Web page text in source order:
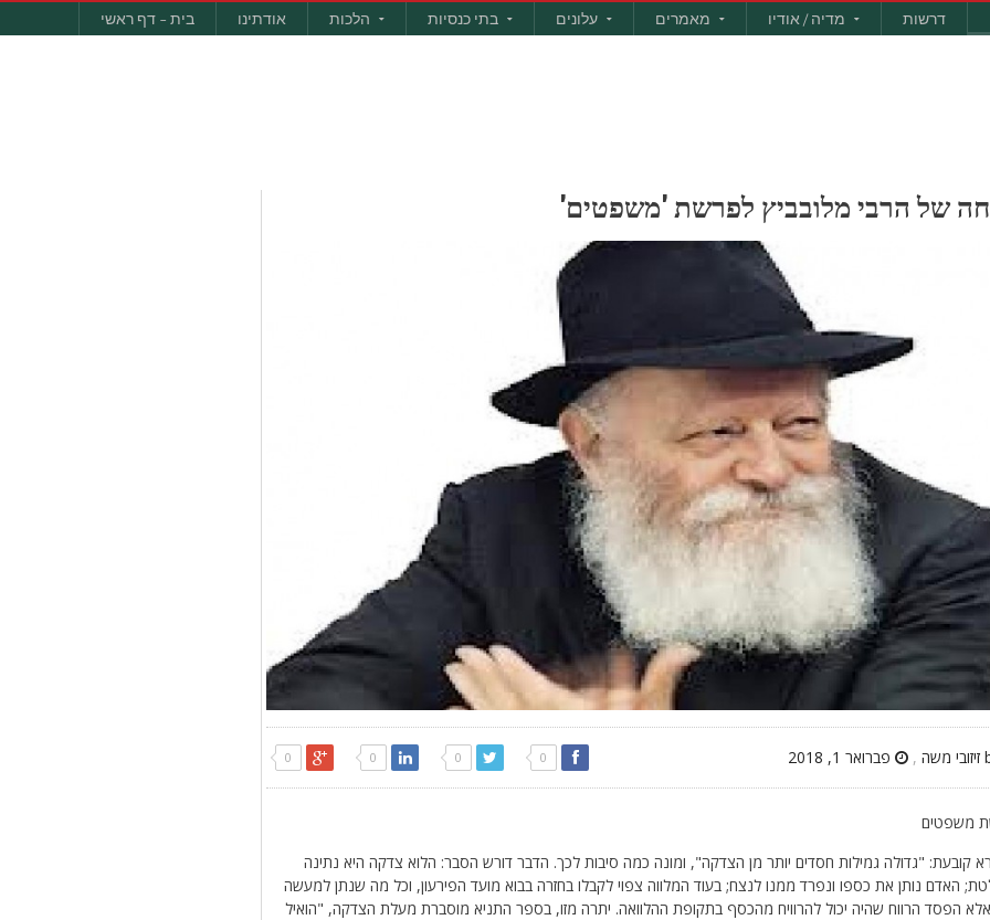
בית – דף ראשי אודתינו הלכות בתי כנסיות עלונים מאמרים מדיה / אודיו דרשות
של הרבי מלובביץ לפרשת 'משפטים'
0
0
0
0 , פברואר 1, 2018
משפטים
קובעת: "גדולה גמילות חסדים יותר מן הצדקה", ומונה כמה סיבות לכך. הדבר דורש הסבר: הלוא צדקה היא נתינה
האדם נותן את כספו ונפרד ממנו לנצח; בעוד המלווה צפוי לקבלו בחזרה בבוא מועד הפירעון, וכל מה שנתן למעשה
אלא הפסד הרווח שהיה יכול להרוויח מהכסף בתקופת ההלוואה. יתרה מזו, בספר התניא מוסברת מעלת הצדקה, "הואיל